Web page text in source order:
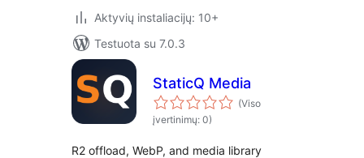
Aktyvių instaliacijų: 10+
Testuota su 7.0.3
StaticQ Media
(Viso
įvertinimų: 0)
R2 offload, WebP, and media library